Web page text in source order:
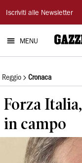
Gazzetta
di
Reggio
Iscriviti alle Newsletter
MENU
Reggio Cronaca
Forza
in campo